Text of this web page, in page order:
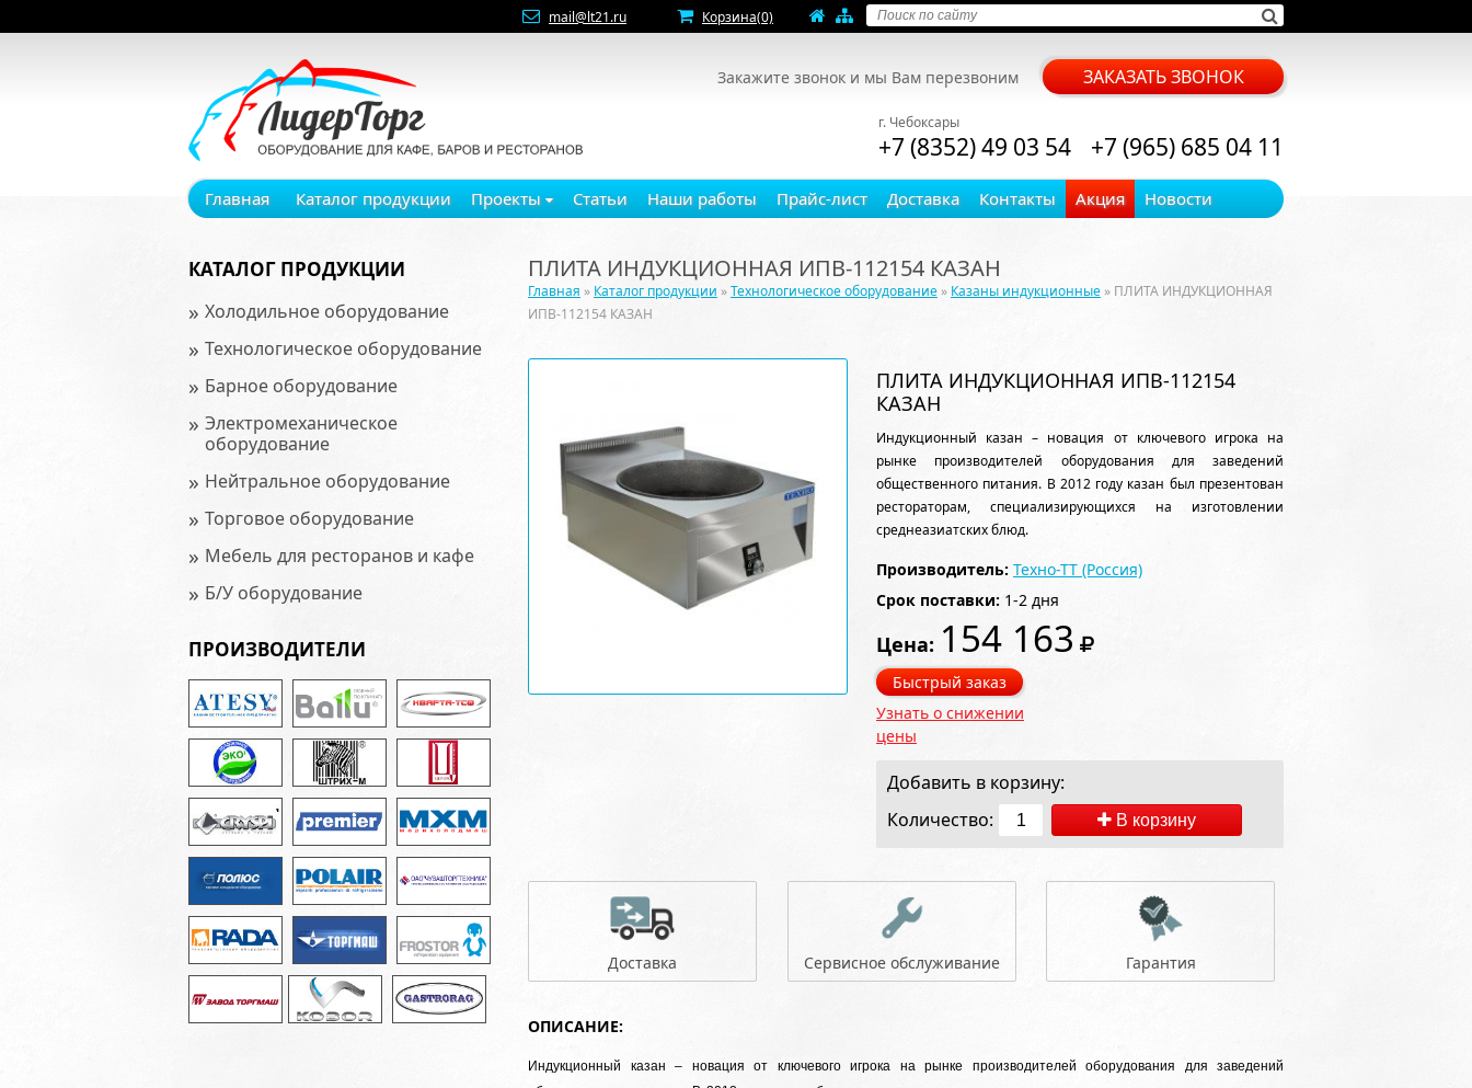
mail@lt21.ru Корзина(0)
Закажите звонок и мы Вам перезвоним ЗАКАЗАТЬ ЗВОНОК
г. Чебоксары
+7 (8352) 49 03 54 +7 (965) 685 04 11
Главная Каталог продукции Проекты Статьи Наши работы Прайс-лист Доставка Контакты Акция Новости
КАТАЛОГ ПРОДУКЦИИ
» Холодильное оборудование
» Технологическое оборудование
» Барное оборудование
» Электромеханическое
оборудование
» Нейтральное оборудование
» Торговое оборудование
» Мебель для ресторанов и кафе
» Б/У оборудование
ПРОИЗВОДИТЕЛИ
ПЛИТА ИНДУКЦИОННАЯ ИПВ-112154 КАЗАН
Главная » Каталог продукции »Технологическое оборудование » Казаны индукционные » ПЛИТА ИНДУКЦИОННАЯ
ИПВ-112154 КАЗАН
ПЛИТА ИНДУКЦИОННАЯ ИПВ-112154
КАЗАН
Индукционный казан – новация от ключевого игрока на
рынке производителей оборудования для заведений
общественного питания. В 2012 году казан был презентован
рестораторам, специализирующихся на изготовлении
среднеазиатских блюд.
Производитель: Техно-ТТ (Россия)
Срок поставки: 1-2 дня
Цена: 154 163
Быстрый заказ
Узнать о снижении
цены
Добавить в корзину:
Количество:
В корзину
Доставка Сервисное обслуживание Гарантия
ОПИСАНИЕ:
Индукционный казан – новация от ключевого игрока на рынке производителей оборудования для заведений